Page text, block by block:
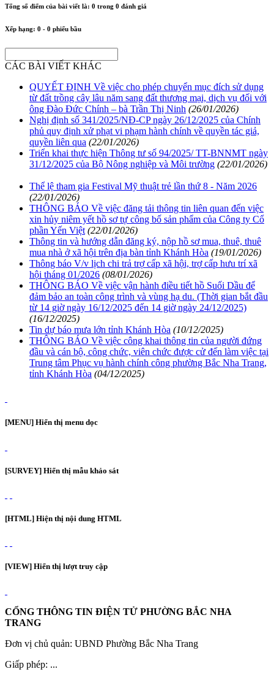
Tổng số điểm của bài viết là: 0 trong 0 đánh giá
Xếp hạng: 0 - 0 phiếu bầu
CÁC BÀI VIẾT KHÁC
QUYẾT ĐỊNH Về việc cho phép chuyển mục đích sử dụng
từ đất trồng cây lâu năm sang đất thương mại, dịch vụ đối với
ông Đào Đức Chính – bà Trần Thị Ninh (26/01/2026)
Nghị định số 341/2025/NĐ-CP ngày 26/12/2025 của Chính
phủ quy định xử phạt vi phạm hành chính về quyền tác giả,
quyền liên qua (22/01/2026)
Triển khai thực hiện Thông tư số 94/2025/ TT-BNNMT ngày
31/12/2025 của Bộ Nông nghiệp và Môi trường (22/01/2026)
Thể lệ tham gia Festival Mỹ thuật trẻ lần thứ 8 - Năm 2026
(22/01/2026)
THÔNG BÁO Về việc đăng tải thông tin liên quan đến việc
xin hủy niêm yết hồ sơ tự công bố sản phẩm của Công ty Cổ
phần Yến Việt (22/01/2026)
Thông tin và hướng dẫn đăng ký, nộp hồ sơ mua, thuê, thuê
mua nhà ở xã hội trên địa bàn tỉnh Khánh Hòa (19/01/2026)
Thông báo V/v lịch chi trả trợ cấp xã hội, trợ cấp hưu trí xã
hội tháng 01/2026 (08/01/2026)
THÔNG BÁO Về việc vận hành điều tiết hồ Suối Dầu để
đảm bảo an toàn công trình và vùng hạ du. (Thời gian bắt đầu
từ 14 giờ ngày 16/12/2025 đến 14 giờ ngày 24/12/2025)
(16/12/2025)
Tin dự báo mưa lớn tỉnh Khánh Hòa (10/12/2025)
THÔNG BÁO Về việc công khai thông tin của người đứng
đầu và cán bộ, công chức, viên chức được cử đến làm việc tại
Trung tâm Phục vụ hành chính công phường Bắc Nha Trang,
tỉnh Khánh Hòa (04/12/2025)
[MENU] Hiển thị menu dọc
[SURVEY] Hiển thị mẫu khảo sát
[HTML] Hiện thị nội dung HTML
[VIEW] Hiển thị lượt truy cập
CỔNG THÔNG TIN ĐIỆN TỬ PHƯỜNG BẮC NHA
TRANG
Đơn vị chủ quản: UBND Phường Bắc Nha Trang
Giấp phép: ...